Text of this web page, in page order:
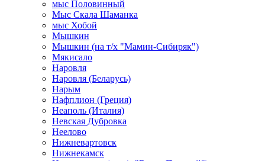
мыс Половинный
Мыс Скала Шаманка
мыс Хобой
Мышкин
Мышкин (на т/х "Мамин-Сибиряк")
Мякисало
Наровля
Наровля (Беларусь)
Нарым
Нафплион (Греция)
Неаполь (Италия)
Невская Дубровка
Неелово
Нижневартовск
Нижнекамск